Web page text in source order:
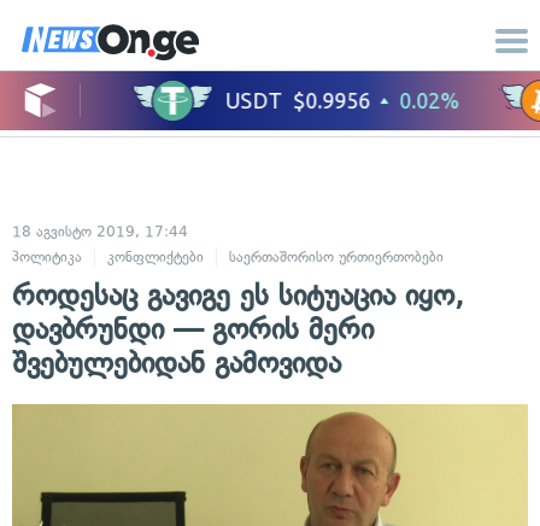
18 აგვისტო 2019, 17:44
პოლიტიკა
კონფლიქტები საერთაშორისო ურთიერთობები
როდესაც გავიგე ეს სიტუაცია იყო,
დავბრუნდი — გორის მერი
შვებულებიდან გამოვიდა